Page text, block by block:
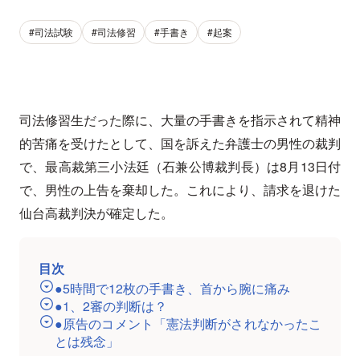
#司法試験 #司法修習 #手書き #起案
司法修習生だった際に、大量の手書きを指示されて精神
的苦痛を受けたとして、国を訴えた弁護士の男性の裁判
で、最高裁第三小法廷（石兼公博裁判長）は8月13日付
で、男性の上告を棄却した。これにより、請求を退けた
仙台高裁判決が確定した。
目次
●5時間で12枚の手書き、首から腕に痛み
●1、2審の判断は？
●原告のコメント「憲法判断がされなかったこ
とは残念」